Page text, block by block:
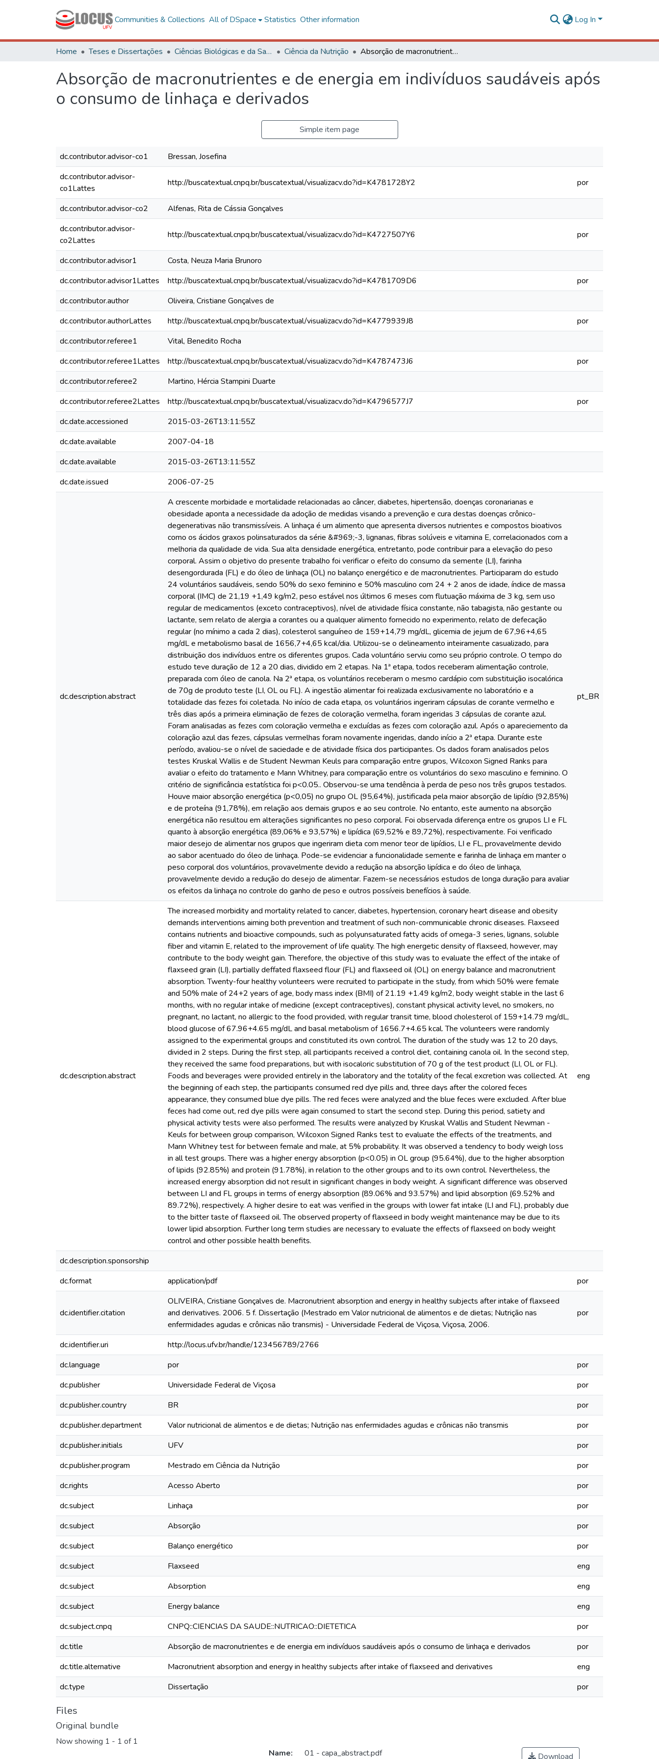
Communities & Collections All of DSpace Statistics Other information Log In
Home Teses e Dissertações Ciências Biológicas e da Saúde Ciência da Nutrição Absorção de macronutrientes e de energia em indivíduos saudáveis após o consumo de linhaça e derivados
Absorção de macronutrientes e de energia em indivíduos saudáveis após
o consumo de linhaça e derivados
Simple item page
dc.contributor.advisor-co1
Bressan, Josefina
dc.contributor.advisor-
co1Lattes
http://buscatextual.cnpq.br/buscatextual/visualizacv.do?id=K4781728Y2 por
dc.contributor.advisor-co2
Alfenas, Rita de Cássia Gonçalves
dc.contributor.advisor-
co2Lattes
http://buscatextual.cnpq.br/buscatextual/visualizacv.do?id=K4727507Y6 por
dc.contributor.advisor1
Costa, Neuza Maria Brunoro
dc.contributor.advisor1Lattes
http://buscatextual.cnpq.br/buscatextual/visualizacv.do?id=K4781709D6
por
dc.contributor.author
Oliveira, Cristiane Gonçalves de
dc.contributor.authorLattes
http://buscatextual.cnpq.br/buscatextual/visualizacv.do?id=K4779939J8
por
dc.contributor.referee1
Vital, Benedito Rocha
dc.contributor.referee1Lattes
http://buscatextual.cnpq.br/buscatextual/visualizacv.do?id=K4787473J6
por
dc.contributor.referee2
Martino, Hércia Stampini Duarte
dc.contributor.referee2Lattes
http://buscatextual.cnpq.br/buscatextual/visualizacv.do?id=K4796577J7
por
dc.date.accessioned
2015-03-26T13:11:55Z
dc.date.available
2007-04-18
dc.date.available
2015-03-26T13:11:55Z
dc.date.issued
2006-07-25
dc.description.abstract
A crescente morbidade e mortalidade relacionadas ao câncer, diabetes, hipertensão, doenças coronarianas e
obesidade aponta a necessidade da adoção de medidas visando a prevenção e cura destas doenças crônico-
degenerativas não transmissíveis. A linhaça é um alimento que apresenta diversos nutrientes e compostos bioativos
como os ácidos graxos polinsaturados da série &#969;-3, lignanas, fibras solúveis e vitamina E, correlacionados com a
melhoria da qualidade de vida. Sua alta densidade energética, entretanto, pode contribuir para a elevação do peso
corporal. Assim o objetivo do presente trabalho foi verificar o efeito do consumo da semente (LI), farinha
desengordurada (FL) e do óleo de linhaça (OL) no balanço energético e de macronutrientes. Participaram do estudo
24 voluntários saudáveis, sendo 50% do sexo feminino e 50% masculino com 24 + 2 anos de idade, índice de massa
corporal (IMC) de 21,19 +1,49 kg/m2, peso estável nos últimos 6 meses com flutuação máxima de 3 kg, sem uso
regular de medicamentos (exceto contraceptivos), nível de atividade física constante, não tabagista, não gestante ou
lactante, sem relato de alergia a corantes ou a qualquer alimento fornecido no experimento, relato de defecação
regular (no mínimo a cada 2 dias), colesterol sanguíneo de 159+14,79 mg/dL, glicemia de jejum de 67,96+4,65
mg/dL e metabolismo basal de 1656,7+4,65 kcal/dia. Utilizou-se o delineamento inteiramente casualizado, para
distribuição dos indivíduos entre os diferentes grupos. Cada voluntário serviu como seu próprio controle. O tempo do
estudo teve duração de 12 a 20 dias, dividido em 2 etapas. Na 1ª etapa, todos receberam alimentação controle,
preparada com óleo de canola. Na 2ª etapa, os voluntários receberam o mesmo cardápio com substituição isocalórica
de 70g de produto teste (LI, OL ou FL). A ingestão alimentar foi realizada exclusivamente no laboratório e a
totalidade das fezes foi coletada. No início de cada etapa, os voluntários ingeriram cápsulas de corante vermelho e
três dias após a primeira eliminação de fezes de coloração vermelha, foram ingeridas 3 cápsulas de corante azul.
Foram analisadas as fezes com coloração vermelha e excluídas as fezes com coloração azul. Após o apareciemento da
coloração azul das fezes, cápsulas vermelhas foram novamente ingeridas, dando início a 2ª etapa. Durante este
período, avaliou-se o nível de saciedade e de atividade física dos participantes. Os dados foram analisados pelos
testes Kruskal Wallis e de Student Newman Keuls para comparação entre grupos, Wilcoxon Signed Ranks para
avaliar o efeito do tratamento e Mann Whitney, para comparação entre os voluntários do sexo masculino e feminino. O
critério de significância estatística foi p<0.05.. Observou-se uma tendência à perda de peso nos três grupos testados.
Houve maior absorção energética (p<0,05) no grupo OL (95,64%), justificada pela maior absorção de lipídio (92,85%)
e de proteína (91,78%), em relação aos demais grupos e ao seu controle. No entanto, este aumento na absorção
energética não resultou em alterações significantes no peso corporal. Foi observada diferença entre os grupos LI e FL
quanto à absorção energética (89,06% e 93,57%) e lipídica (69,52% e 89,72%), respectivamente. Foi verificado
maior desejo de alimentar nos grupos que ingeriram dieta com menor teor de lipídios, LI e FL, provavelmente devido
ao sabor acentuado do óleo de linhaça. Pode-se evidenciar a funcionalidade semente e farinha de linhaça em manter o
peso corporal dos voluntários, provavelmente devido a redução na absorção lipídica e do óleo de linhaça,
provavelmente devido a redução do desejo de alimentar. Fazem-se necessários estudos de longa duração para avaliar
os efeitos da linhaça no controle do ganho de peso e outros possíveis benefícios à saúde.
pt_BR
dc.description.abstract
The increased morbidity and mortality related to cancer, diabetes, hypertension, coronary heart disease and obesity
demands interventions aiming both prevention and treatment of such non-communicable chronic diseases. Flaxseed
contains nutrients and bioactive compounds, such as polyunsaturated fatty acids of omega-3 series, lignans, soluble
fiber and vitamin E, related to the improvement of life quality. The high energetic density of flaxseed, however, may
contribute to the body weight gain. Therefore, the objective of this study was to evaluate the effect of the intake of
flaxseed grain (LI), partially deffated flaxseed flour (FL) and flaxseed oil (OL) on energy balance and macronutrient
absorption. Twenty-four healthy volunteers were recruited to participate in the study, from which 50% were female
and 50% male of 24+2 years of age, body mass index (BMI) of 21.19 +1.49 kg/m2, body weight stable in the last 6
months, with no regular intake of medicine (except contraceptives), constant physical activity level, no smokers, no
pregnant, no lactant, no allergic to the food provided, with regular transit time, blood cholesterol of 159+14.79 mg/dL,
blood glucose of 67.96+4.65 mg/dL and basal metabolism of 1656.7+4.65 kcal. The volunteers were randomly
assigned to the experimental groups and constituted its own control. The duration of the study was 12 to 20 days,
divided in 2 steps. During the first step, all participants received a control diet, containing canola oil. In the second step,
they received the same food preparations, but with isocaloric substitution of 70 g of the test product (LI, OL or FL).
Foods and beverages were provided entirely in the laboratory and the totality of the fecal excretion was collected. At
the beginning of each step, the participants consumed red dye pills and, three days after the colored feces
appearance, they consumed blue dye pills. The red feces were analyzed and the blue feces were excluded. After blue
feces had come out, red dye pills were again consumed to start the second step. During this period, satiety and
physical activity tests were also performed. The results were analyzed by Kruskal Wallis and Student Newman -
Keuls for between group comparison, Wilcoxon Signed Ranks test to evaluate the effects of the treatments, and
Mann Whitney test for between female and male, at 5% probability. It was observed a tendency to body weigh loss
in all test groups. There was a higher energy absorption (p<0.05) in OL group (95.64%), due to the higher absorption
of lipids (92.85%) and protein (91.78%), in relation to the other groups and to its own control. Nevertheless, the
increased energy absorption did not result in significant changes in body weight. A significant difference was observed
between LI and FL groups in terms of energy absorption (89.06% and 93.57%) and lipid absorption (69.52% and
89.72%), respectively. A higher desire to eat was verified in the groups with lower fat intake (LI and FL), probably due
to the bitter taste of flaxseed oil. The observed property of flaxseed in body weight maintenance may be due to its
lower lipid absorption. Further long term studies are necessary to evaluate the effects of flaxseed on body weight
control and other possible health benefits.
eng
dc.description.sponsorship
dc.format
application/pdf por
dc.identifier.citation
OLIVEIRA, Cristiane Gonçalves de. Macronutrient absorption and energy in healthy subjects after intake of flaxseed
and derivatives. 2006. 5 f. Dissertação (Mestrado em Valor nutricional de alimentos e de dietas; Nutrição nas
enfermidades agudas e crônicas não transmis) - Universidade Federal de Viçosa, Viçosa, 2006.
por
dc.identifier.uri
http://locus.ufv.br/handle/123456789/2766
dc.language
por
por
dc.publisher
Universidade Federal de Viçosa
por
dc.publisher.country
BR
por
dc.publisher.department
Valor nutricional de alimentos e de dietas; Nutrição nas enfermidades agudas e crônicas não transmis
por
dc.publisher.initials
UFV
por
dc.publisher.program
Mestrado em Ciência da Nutrição
por
dc.rights
Acesso Aberto
por
dc.subject
Linhaça
por
dc.subject
Absorção
por
dc.subject
Balanço energético
por
dc.subject
Flaxseed
eng
dc.subject
Absorption
eng
dc.subject
Energy balance
eng
dc.subject.cnpq
CNPQ::CIENCIAS DA SAUDE::NUTRICAO::DIETETICA
por
dc.title
Absorção de macronutrientes e de energia em indivíduos saudáveis após o consumo de linhaça e derivados
por
dc.title.alternative
Macronutrient absorption and energy in healthy subjects after intake of flaxseed and derivatives
eng
dc.type
Dissertação por
Files
Original bundle
Now showing 1 - 1 of 1
Name:
01 - capa_abstract.pdf Download